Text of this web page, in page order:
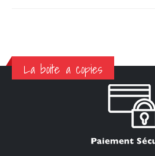
La boite a copies